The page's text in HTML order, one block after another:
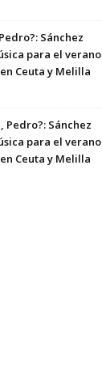
Sánchez
para el verano
Ceuta y Melilla
Pedro?: Sánchez
para el verano
Ceuta y Melilla